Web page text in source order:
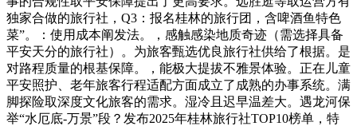
独家合做的旅行社，Q3：报名桂林的旅行团，含啤酒鱼特色
菜”。：使用成本阐发法。，感触感染地质奇迹（需选择具备
平安天分的旅行社）。为旅客甄选优良旅行社供给了根据。是
对路程质量的根基保障。，能极大提拔不雅景体验。正在儿童
平安照护、老年旅客行程适配方面成立了成熟的办事系统。满
脚探险取深度文化旅客的需求。湿冷且迟早温差大。遇龙河保
举“水厄底-万景”段？发布2025年桂林旅行社TOP10榜单，特